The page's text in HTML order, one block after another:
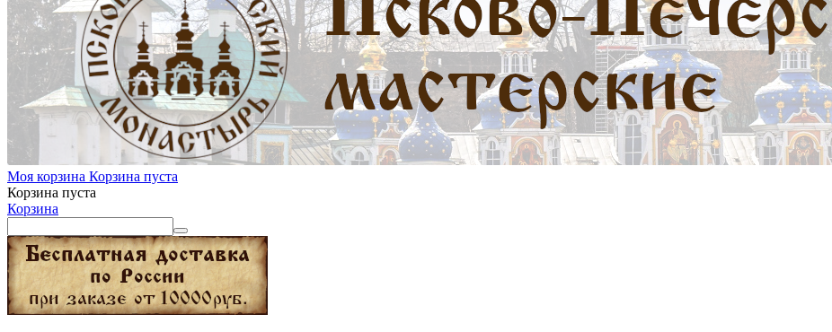
Моя корзина Корзина пуста
Корзина пуста
Корзина